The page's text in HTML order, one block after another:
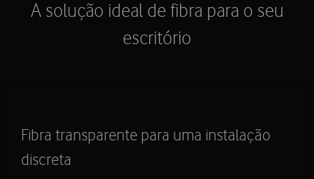
A solução ideal de fibra para o seu
escritório
Fibra transparente para uma instalação
discreta